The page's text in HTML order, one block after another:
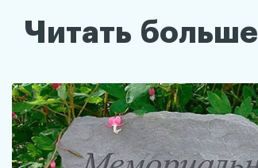
Читать больше